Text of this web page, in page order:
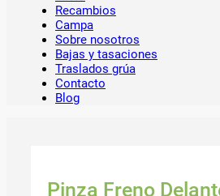
Recambios
Campa
Sobre nosotros
Bajas y tasaciones
Traslados grúa
Contacto
Blog
Pinza Freno